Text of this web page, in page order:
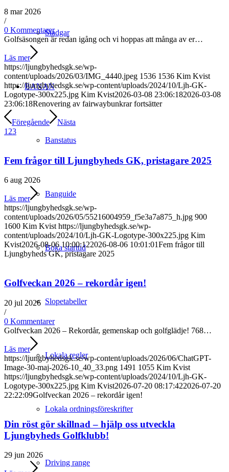
Stadgar
BANAN
Banstatus
Banguide
Boka starttid
Slopetabeller
Lokala regler
Lokala ordningsföreskrifter
Driving range
8 mar 2026
/
0 Kommentarer
Golfsäsongen är redan igång och vi hoppas att många av er…
Läs mer
https://ljungbyhedsgk.se/wp-
content/uploads/2026/03/IMG_4440.jpeg 1536 1536 Kim Kvist
https://ljungbyhedsgk.se/wp-content/uploads/2024/10/Ljh-GK-
Logotype-300x225.jpg Kim Kvist2026-03-08 23:06:182026-03-08
23:06:18Renovering av fairwaybunkrar fortsätter
Föregående
Nästa
1 23
Fem frågor till Ljungbyheds GK, pristagare 2025
6 aug 2026
Läs mer
https://ljungbyhedsgk.se/wp-
content/uploads/2026/05/55216004959_f5e3a7a875_h.jpg 900
1600 Kim Kvist https://ljungbyhedsgk.se/wp-
content/uploads/2024/10/Ljh-GK-Logotype-300x225.jpg Kim
Kvist2026-08-06 10:00:122026-08-06 10:01:01Fem frågor till
Ljungbyheds GK, pristagare 2025
Golfveckan 2026 – rekordår igen!
20 jul 2026
/
0 Kommentarer
Golfveckan 2026 – Rekordår, gemenskap och golfglädje! 768…
Läs mer
https://ljungbyhedsgk.se/wp-content/uploads/2026/06/ChatGPT-
Image-30-maj-2026-10_40_33.png 1491 1055 Kim Kvist
https://ljungbyhedsgk.se/wp-content/uploads/2024/10/Ljh-GK-
Logotype-300x225.jpg Kim Kvist2026-07-20 08:17:422026-07-20
22:22:09Golfveckan 2026 – rekordår igen!
Din röst gör skillnad – hjälp oss utveckla
Ljungbyheds Golfklubb!
29 jun 2026